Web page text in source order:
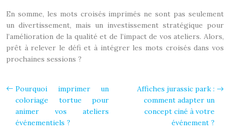
En somme, les mots croisés imprimés ne sont pas seulement
un divertissement, mais un investissement stratégique pour
l’amélioration de la qualité et de l’impact de vos ateliers. Alors,
prêt à relever le défi et à intégrer les mots croisés dans vos
prochaines sessions ?
Pourquoi imprimer un
coloriage tortue pour
animer vos ateliers
événementiels ?
Affiches jurassic park :
comment adapter un
concept ciné à votre
événement ?